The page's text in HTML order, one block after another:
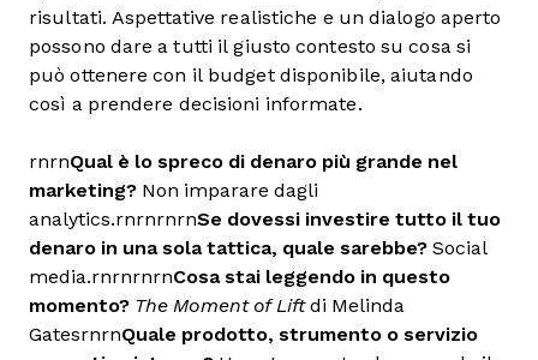
risultati. Aspettative realistiche e un dialogo aperto
possono dare a tutti il giusto contesto su cosa si
può ottenere con il budget disponibile, aiutando
così a prendere decisioni informate.
rnrnQual è lo spreco di denaro più grande nel
marketing? Non imparare dagli
analytics.rnrnrnrnSe dovessi investire tutto il tuo
denaro in una sola tattica, quale sarebbe? Social
media.rnrnrnrnCosa stai leggendo in questo
momento? The Moment of Liftdi Melinda
GatesrnrnQuale prodotto, strumento o servizio